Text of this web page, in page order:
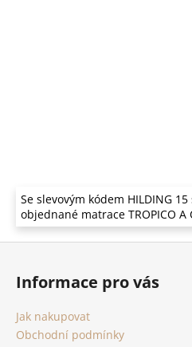
Se slevovým kódem HILDING 15
objednané matrace TROPICO A
Informace pro vás
Jak nakupovat
Obchodní podmínky